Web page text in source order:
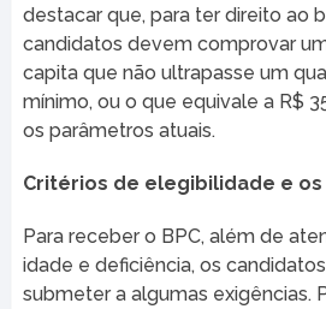
destacar que, para ter direito ao
candidatos devem comprovar
capita que não ultrapasse um
mínimo, ou o que equivale a R$
os parâmetros atuais.
Critérios de elegibilidade e
Para receber o BPC, além de
idade e deficiência, os
submeter a algumas exigências.